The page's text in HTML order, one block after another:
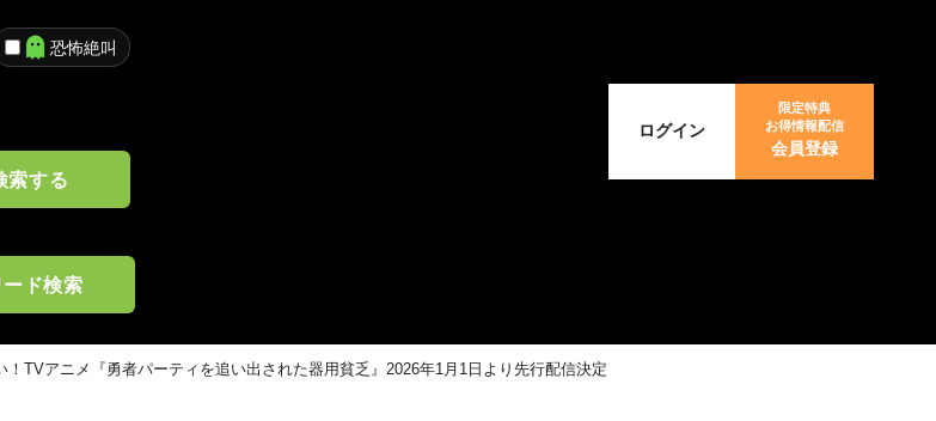
恐怖絶叫
索する
ド検索
ログイン
限定特典
お得情報配信
会員登録
！TVアニメ『勇者パーティを追い出された器用貧乏』2026年1月1日より先行配信決定